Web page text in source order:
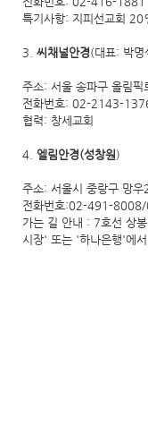
특기사항: 지피선교회
3. 씨채널안경(대표: 박명
주소: 서울 송파구 올림
전화번호: 02-2143-
협력: 창세교회
4. 엘림안경(성창원)
주소: 서울시 중랑구 망
전화번호:02-491-
가는 길 안내 : 7호선 상
시장' 또는 '하나은행'에